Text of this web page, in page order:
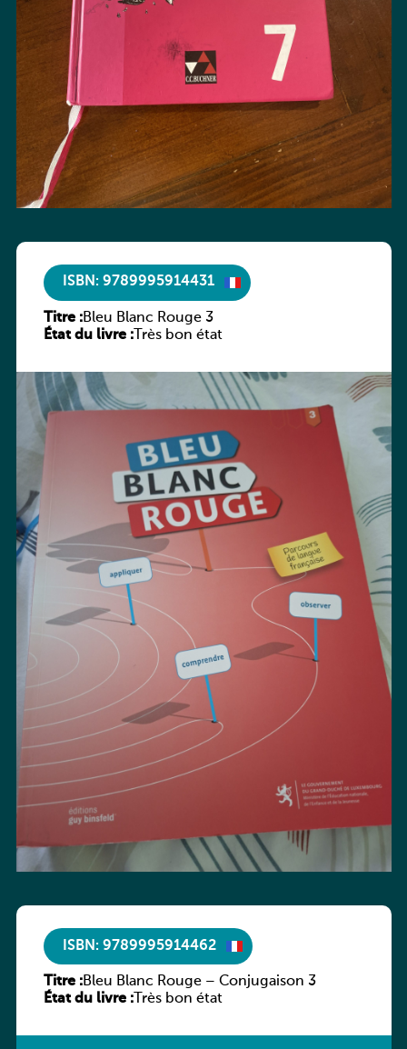
ISBN: 9789995914431
Titre :Bleu Blanc Rouge 3
État du livre :Très bon état
ISBN: 9789995914462
Titre :Bleu Blanc Rouge – Conjugaison 3
État du livre :Très bon état